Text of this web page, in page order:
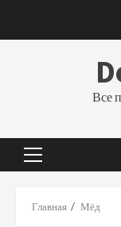
Все
Основное
Главная Мёд